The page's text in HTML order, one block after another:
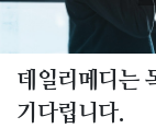
데일리메디는
기다립니다.